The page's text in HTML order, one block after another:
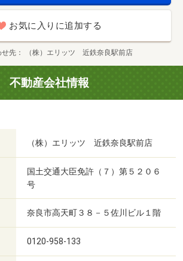
お気に入りに追加する
せ先 （株）エリッツ 近鉄奈良駅前店
不動産会社情報
（株）エリッツ 近鉄奈良駅前店
国土交通大臣免許（７）第５２０６
号
奈良市高天町３８－５佐川ビル１階
0120-958-133